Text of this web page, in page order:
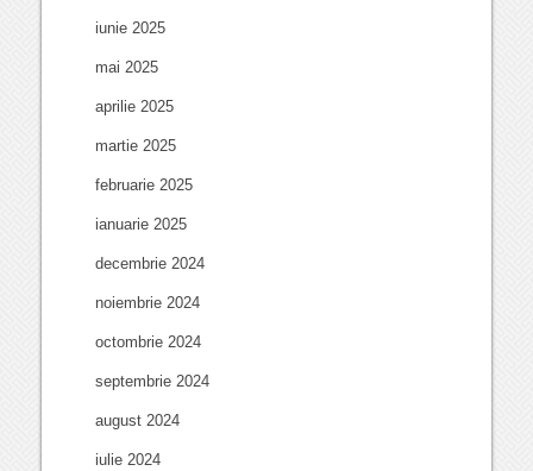
iunie 2025
mai 2025
aprilie 2025
martie 2025
februarie 2025
ianuarie 2025
decembrie 2024
noiembrie 2024
octombrie 2024
septembrie 2024
august 2024
iulie 2024